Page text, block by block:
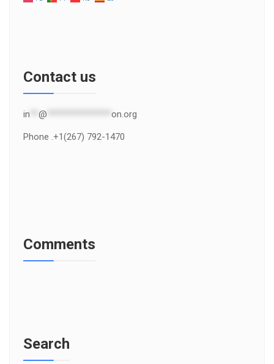
Contact us
in @ on.org
Phone .+1(267) 792-1470
Comments
Search